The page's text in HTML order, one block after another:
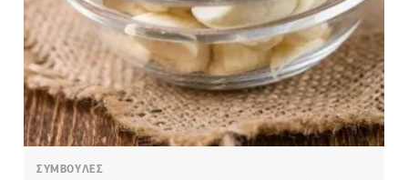
ΣΥΜΒΟΥΛΕΣ